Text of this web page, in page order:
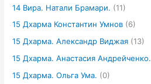
14 Вира. Натали Брамари. (11)
15 Дхарма Константин Умнов (6)
15 Дхарма. Александр Виджая (13)
15 Дхарма. Анастасия Андрейченко.
15 Дхарма. Ольга Ума. (0)